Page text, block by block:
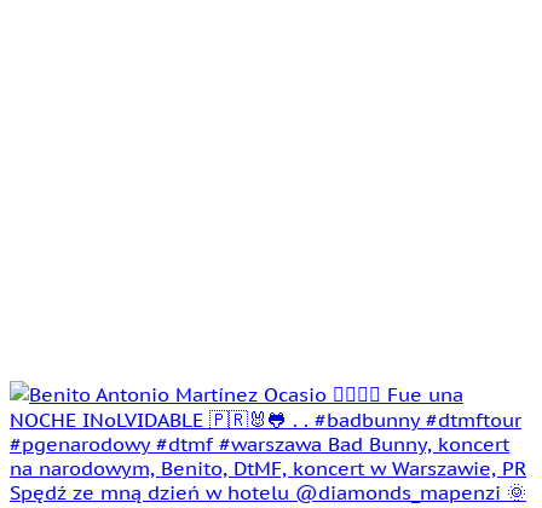
Spędź ze mną dzień w hotelu @diamonds_mapenzi 🌞